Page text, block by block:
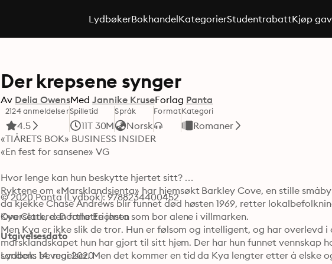
LydbøkerBokhandelKategorierStudentrabattKjøp
Der krepsene synger
Av Delia OwensMed Jannike KruseForlag Panta
2124 anmeldelser
4.5
Spilletid
11T 30M
Språk
Norsk
FormatKategori
Romaner
«TIÅRETS BOK» BUSINESS INSIDER
«En fest for sansene» VG
Hvor lenge kan hun beskytte hjertet sitt?
Ryktene om «Marsklandsjenta» har hjemsøkt Barkley Cove, en stille
da kjekke Chase Andrews blir funnet død høsten 1969, retter
Kya Clark, den forlatte jenta som bor alene i villmarken.
Men Kya er ikke slik de tror. Hun er følsom og intelligent, og har overlevd i
marsklandskapet hun har gjort til sitt hjem. Der har hun funnet vennskap
sandens bevegelser. Men det kommer en tid da Kya lengter etter å elske
© 2020 Panta (Lydbok): 9788234400452
Oversettere: Dorthe Erichsen
Utgivelsesdato
Lydbok: 14. mai 2020